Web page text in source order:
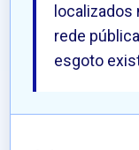
localizados
rede
esgoto